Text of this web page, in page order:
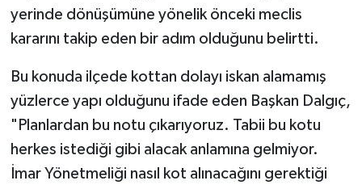
yerinde dönüşümüne yönelik önceki meclis
kararını takip eden bir adım olduğunu belirtti.
Bu konuda ilçede kottan dolayı iskan alamamış
yüzlerce yapı olduğunu ifade eden Başkan Dalgıç,
"Planlardan bu notu çıkarıyoruz. Tabii bu kotu
herkes istediği gibi alacak anlamına gelmiyor.
İmar Yönetmeliği nasıl kot alınacağını gerektiği